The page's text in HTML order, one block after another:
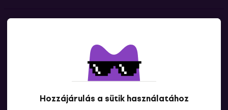
Hozzájárulás a sütik használatához
Lépj kapcsolatba velünk